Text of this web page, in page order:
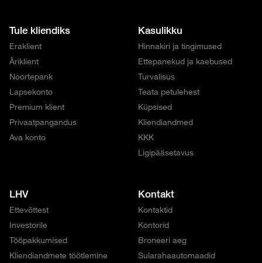
Tule kliendiks
Eraklient
Äriklient
Noortepank
Lapsekonto
Premium klient
Privaatpangandus
Ava konto
Kasulikku
Hinnakiri ja tingimused
Ettepanekud ja kaebused
Turvalisus
Teata petulehest
Küpsised
Kliendiandmed
KKK
Ligipääsetavus
LHV
Ettevõttest
Investorile
Tööpakkumised
Kliendiandmete töötlemine
Kontakt
Kontaktid
Kontorid
Broneeri aeg
Sularahaautomaadid